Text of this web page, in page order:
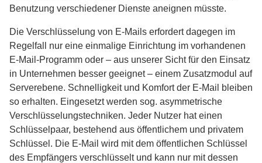
Benutzung verschiedener Dienste aneignen müsste.
Die Verschlüsselung von E-Mails erfordert dagegen im
Regelfall nur eine einmalige Einrichtung im vorhandenen
E-Mail-Programm oder – aus unserer Sicht für den Einsatz
in Unternehmen besser geeignet – einem Zusatzmodul auf
Serverebene. Schnelligkeit und Komfort der E-Mail bleiben
so erhalten. Eingesetzt werden sog. asymmetrische
Verschlüsselungstechniken. Jeder Nutzer hat einen
Schlüsselpaar, bestehend aus öffentlichem und privatem
Schlüssel. Die E-Mail wird mit dem öffentlichen Schlüssel
des Empfängers verschlüsselt und kann nur mit dessen